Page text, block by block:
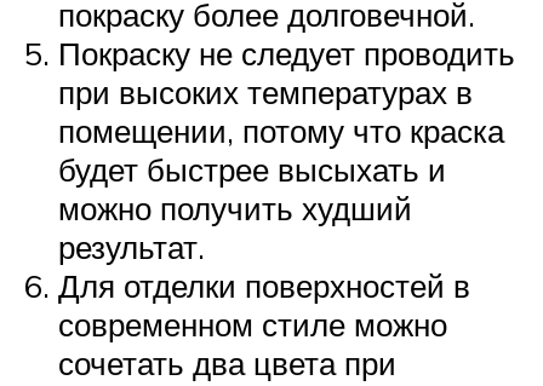
покраску более долговечной.
Покраску не следует проводить
при высоких температурах в
помещении, потому что краска
будет быстрее высыхать и
можно получить худший
результат.
Для отделки поверхностей в
современном стиле можно
сочетать два цвета при